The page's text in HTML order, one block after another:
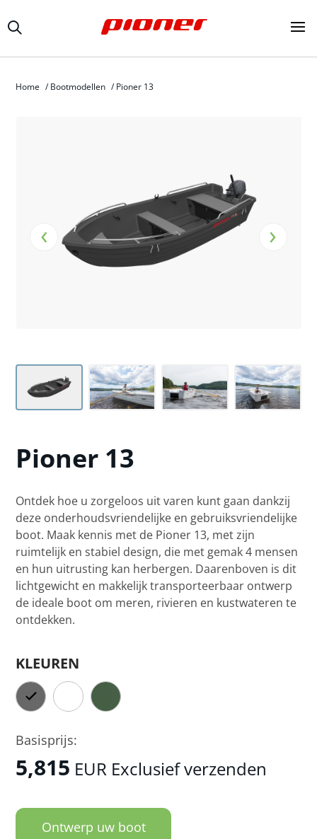
Home /Bootmodellen /Pioner 13
‹ ›
Pioner 13
Ontdek hoe u zorgeloos uit varen kunt gaan dankzij
deze onderhoudsvriendelijke en gebruiksvriendelijke
boot. Maak kennis met de Pioner 13, met zijn
ruimtelijk en stabiel design, die met gemak 4 mensen
en hun uitrusting kan herbergen. Daarenboven is dit
lichtgewicht en makkelijk transporteerbaar ontwerp
de ideale boot om meren, rivieren en kustwateren te
ontdekken.
KLEUREN
Basisprijs:
5,815 EUR Exclusief verzenden
Ontwerp uw boot